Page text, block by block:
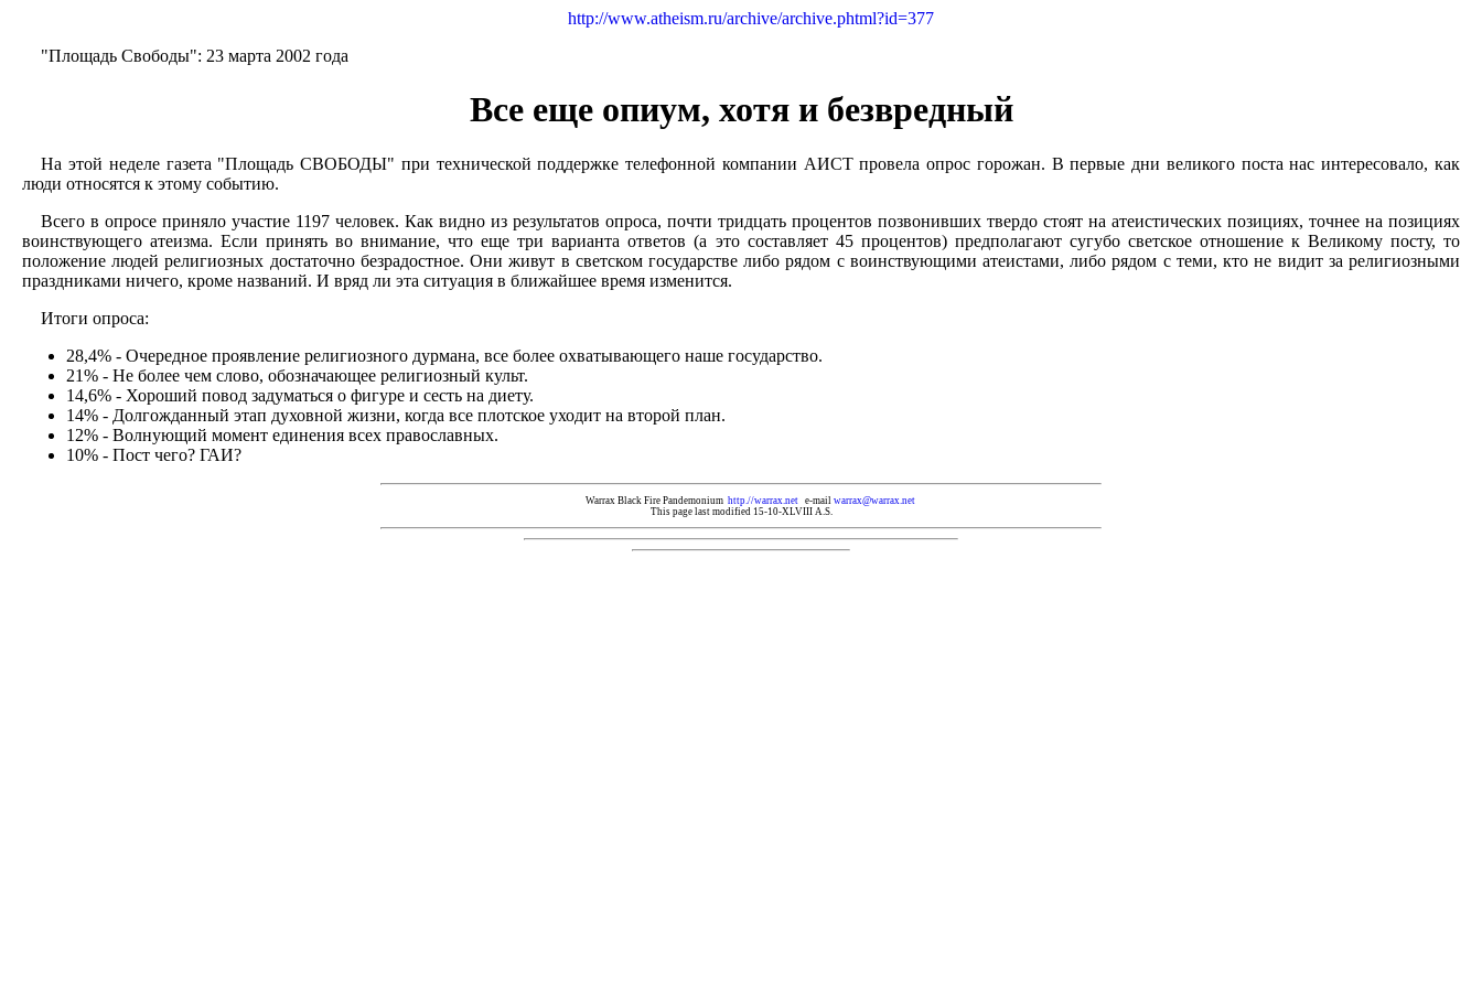
http://www.atheism.ru/archive/archive.phtml?id=377
"Площадь Свободы": 23 марта 2002 года
Все еще опиум, хотя и безвредный
На этой неделе газета "Площадь СВОБОДЫ" при технической поддержке телефонной компании АИСТ провела опрос горожан. В первые дни великого поста нас интересовало, как
люди относятся к этому событию.
Всего в опросе приняло участие 1197 человек. Как видно из результатов опроса, почти тридцать процентов позвонивших твердо стоят на атеистических позициях, точнее на позициях
воинствующего атеизма. Если принять во внимание, что еще три варианта ответов (а это составляет 45 процентов) предполагают сугубо светское отношение к Великому посту, то
положение людей религиозных достаточно безрадостное. Они живут в светском государстве либо рядом с воинствующими атеистами, либо рядом с теми, кто не видит за религиозными
праздниками ничего, кроме названий. И вряд ли эта ситуация в ближайшее время изменится.
Итоги опроса:
28,4% - Очередное проявление религиозного дурмана, все более охватывающего наше государство.
21% - Не более чем слово, обозначающее религиозный культ.
14,6% - Хороший повод задуматься о фигуре и сесть на диету.
14% - Долгожданный этап духовной жизни, когда все плотское уходит на второй план.
12% - Волнующий момент единения всех православных.
10% - Пост чего? ГАИ?
Warrax Black Fire Pandemoniumhttp.//warrax.net e-mailwarrax@warrax.net
This page last modified 15-10-XLVIII A.S.